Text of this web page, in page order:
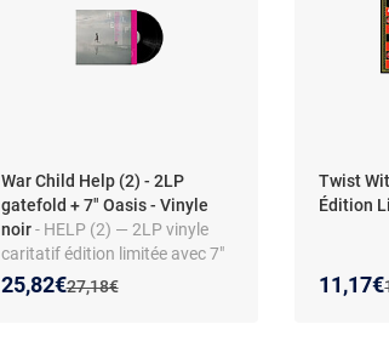
War Child Help (2) - 2LP
gatefold + 7" Oasis - Vinyle
noir- HELP (2) — 2LP vinyle
caritatif édition limitée avec 7"
bonus d'OasisAncien prix :
27,18€
Nouveau prix :
25,82€
Réduction de :
Twist
Édition
11,17€